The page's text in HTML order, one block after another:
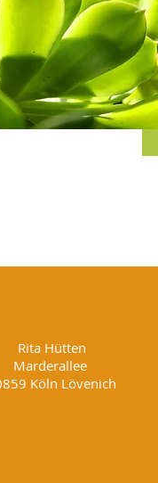
Rita Hütten
Marderallee
Köln Lövenich